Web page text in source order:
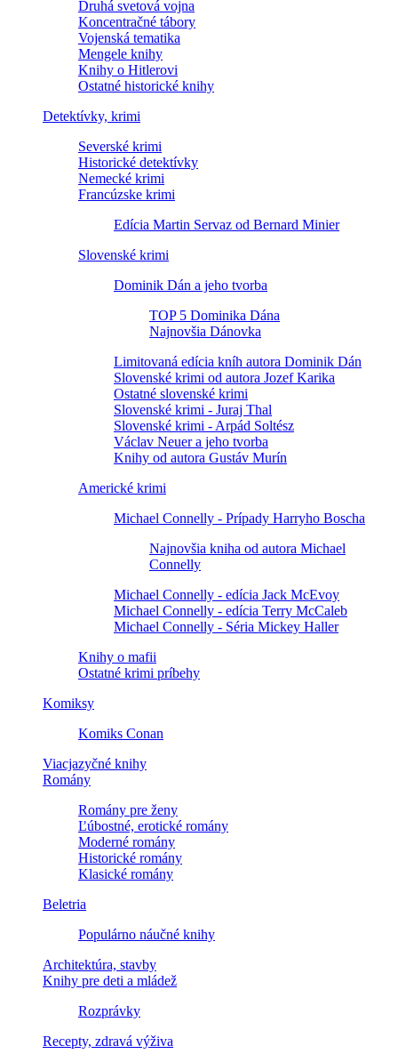
Druhá svetová vojna
Koncentračné tábory
Vojenská tematika
Mengele knihy
Knihy o Hitlerovi
Ostatné historické knihy
Detektívky, krimi
Severské krimi
Historické detektívky
Nemecké krimi
Francúzske krimi
Edícia Martin Servaz od Bernard Minier
Slovenské krimi
Dominik Dán a jeho tvorba
TOP 5 Dominika Dána
Najnovšia Dánovka
Limitovaná edícia kníh autora Dominik Dán
Slovenské krimi od autora Jozef Karika
Ostatné slovenské krimi
Slovenské krimi - Juraj Thal
Slovenské krimi - Arpád Soltész
Václav Neuer a jeho tvorba
Knihy od autora Gustáv Murín
Americké krimi
Michael Connelly - Prípady Harryho Boscha
Najnovšia kniha od autora Michael
Connelly
Michael Connelly - edícia Jack McEvoy
Michael Connelly - edícia Terry McCaleb
Michael Connelly - Séria Mickey Haller
Knihy o mafii
Ostatné krimi príbehy
Komiksy
Komiks Conan
Viacjazyčné knihy
Romány
Romány pre ženy
Ľúbostné, erotické romány
Moderné romány
Historické romány
Klasické romány
Beletria
Populárno náučné knihy
Architektúra, stavby
Knihy pre deti a mládež
Rozprávky
Recepty, zdravá výživa